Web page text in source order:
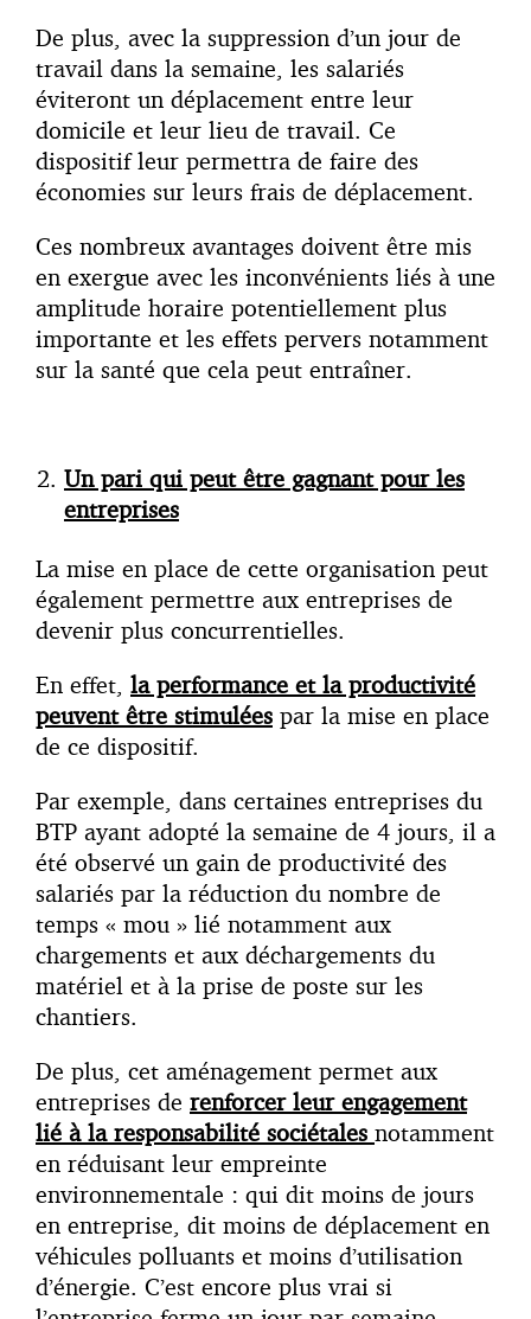
De plus, avec la suppression d’un jour de
travail dans la semaine, les salariés
éviteront un déplacement entre leur
domicile et leur lieu de travail. Ce
dispositif leur permettra de faire des
économies sur leurs frais de déplacement.
Ces nombreux avantages doivent être mis
en exergue avec les inconvénients liés à une
amplitude horaire potentiellement plus
importante et les effets pervers notamment
sur la santé que cela peut entraîner.
Un pari qui peut être gagnant pour les
entreprises
La mise en place de cette organisation peut
également permettre aux entreprises de
devenir plus concurrentielles.
En effet, la performance et la productivité
peuvent être stimulées par la mise en place
de ce dispositif.
Par exemple, dans certaines entreprises du
BTP ayant adopté la semaine de 4 jours, il a
été observé un gain de productivité des
salariés par la réduction du nombre de
temps « mou » lié notamment aux
chargements et aux déchargements du
matériel et à la prise de poste sur les
chantiers.
De plus, cet aménagement permet aux
entreprises de renforcer leur engagement
lié à la responsabilité sociétales notamment
en réduisant leur empreinte
environnementale : qui dit moins de jours
en entreprise, dit moins de déplacement en
véhicules polluants et moins d’utilisation
d’énergie. C’est encore plus vrai si